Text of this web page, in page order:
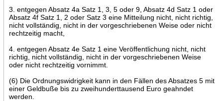
3. entgegen Absatz 4a Satz 1, 3, 5 oder 9, Absatz 4d Satz 1 oder
Absatz 4f Satz 1, 2 oder Satz 3 eine Mitteilung nicht, nicht richtig,
nicht vollständig, nicht in der vorgeschriebenen Weise oder nicht
rechtzeitig macht,
4. entgegen Absatz 4e Satz 1 eine Veröffentlichung nicht, nicht
richtig, nicht vollständig, nicht in der vorgeschriebenen Weise
oder nicht rechtzeitig vornimmt.
(6) Die Ordnungswidrigkeit kann in den Fällen des Absatzes 5 mit
einer Geldbuße bis zu zweihunderttausend Euro geahndet
werden.